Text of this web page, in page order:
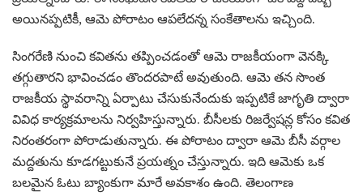
అయినప్పటికీ, ఆమె పోరాటం ఆపలేదన్న సంకేతాలను ఇచ్చింది.
సింగరేణి నుంచి కవితను తప్పించడంతో ఆమె రాజకీయంగా వెనక్కి
తగ్గుతారని భావించడం తొందరపాటే అవుతుంది. ఆమె తన సొంత
రాజకీయ స్థావరాన్ని ఏర్పాటు చేసుకునేందుకు ఇప్పటికే జాగృతి ద్వారా
వివిధ కార్యక్రమాలను నిర్వహిస్తున్నారు. బీసీలకు రిజర్వేషన్ల కోసం కవిత
నిరంతరంగా పోరాడుతున్నారు. ఈ పోరాటం ద్వారా ఆమె బీసీ వర్గాల
మద్దతును కూడగట్టుకునే ప్రయత్నం చేస్తున్నారు. ఇది ఆమెకు ఒక
బలమైన ఓటు బ్యాంకుగా మారే అవకాశం ఉంది. తెలంగాణ